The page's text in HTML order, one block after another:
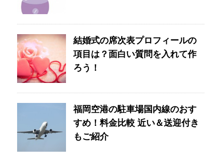
結婚式の席次表プロフィールの
項目は？面白い質問を入れて作
ろう！
福岡空港の駐車場国内線のおす
すめ！料金比較 近い＆送迎付き
もご紹介